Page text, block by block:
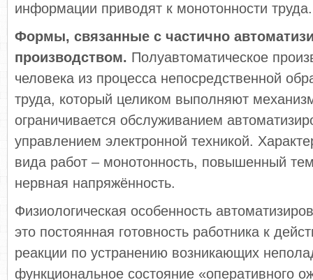
информации приводят к монотонности труда.
Формы, связанные с частично
производством. Полуавтоматическое
человека из процесса непосредственной
труда, который целиком выполняют
ограничивается обслуживанием
управлением электронной техникой.
вида работ – монотонность, повышенный
нервная напряжённость.
Физиологическая особенность
это постоянная готовность работника к
реакции по устранению возникающих
функциональное состояние «оперативного